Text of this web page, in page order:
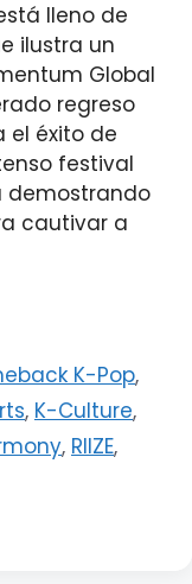
lleno de
ilustra un
Global
regreso
el éxito de
festival
demostrando
cautivar a
K-Pop,
, K-Culture,
, RIIZE,